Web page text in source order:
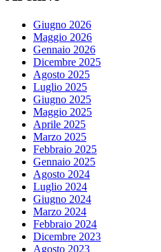
Giugno 2026
Maggio 2026
Gennaio 2026
Dicembre 2025
Agosto 2025
Luglio 2025
Giugno 2025
Maggio 2025
Aprile 2025
Marzo 2025
Febbraio 2025
Gennaio 2025
Agosto 2024
Luglio 2024
Giugno 2024
Marzo 2024
Febbraio 2024
Dicembre 2023
Agosto 2023